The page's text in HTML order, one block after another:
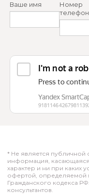
Ваше имя
Номер
* Не является публичной
информация,
характер и ни при каких
офертой, определяемой
Гражданского кодекса
консультантов.